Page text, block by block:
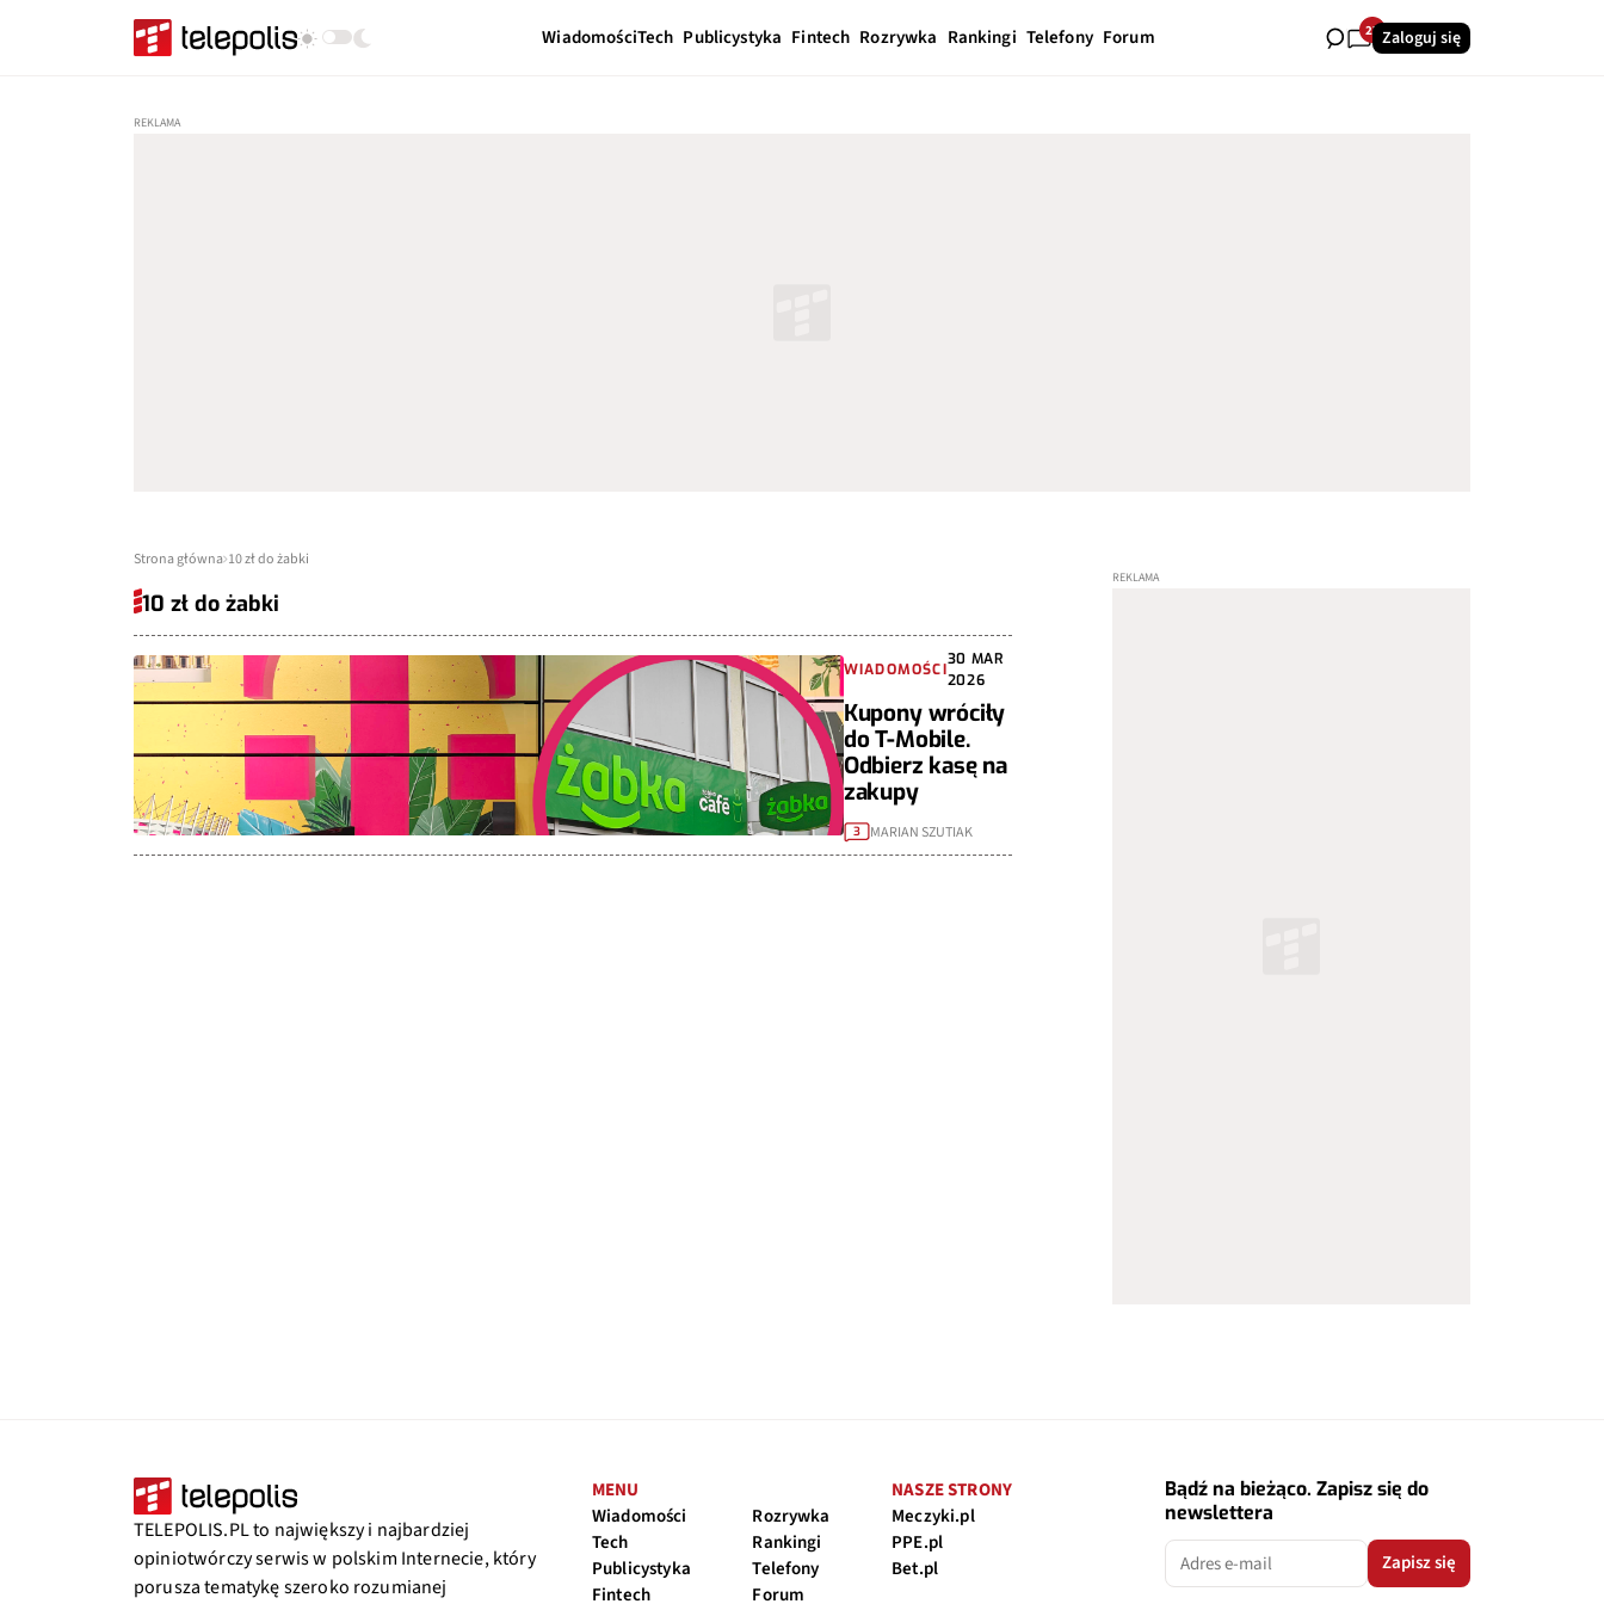
WiadomościTech Publicystyka Fintech Rozrywka Rankingi Telefony Forum 27Zaloguj się
Strona główna 10 zł do żabki
10 zł do żabki
WIADOMOŚCI
30 MAR
2026
Kupony wróciły
do T-Mobile.
Odbierz kasę na
zakupy
3 MARIAN SZUTIAK
TELEPOLIS.PL to największy i najbardziej
opiniotwórczy serwis w polskim Internecie, który
porusza tematykę szeroko rozumianej
MENU
Wiadomości
Tech
Publicystyka
Fintech
Rozrywka
Rankingi
Telefony
Forum
NASZE STRONY
Meczyki.pl
PPE.pl
Bet.pl
Bądź na bieżąco. Zapisz się do
newslettera
Zapisz się